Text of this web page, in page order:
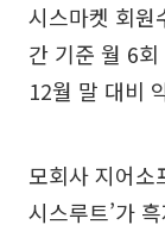
시스마켓 회원
간 기준 월 6
12월 말 대비
모회사 지어소
시스루트’가